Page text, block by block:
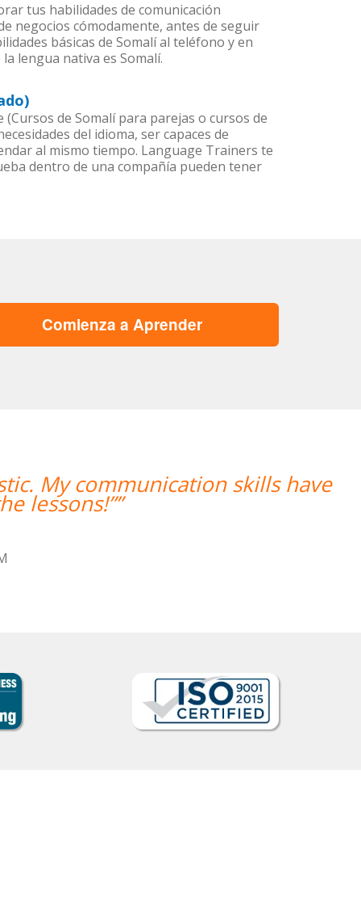
tus habilidades de comunicación
negocios cómodamente, antes de seguir
básicas de Somalí al teléfono y en
lengua nativa es Somalí.
de Somalí para parejas o cursos de
del idioma, ser capaces de
al mismo tiempo. Language Trainers te
dentro de una compañía pueden tener
Comienza a Aprender
have “”Hemos realizado